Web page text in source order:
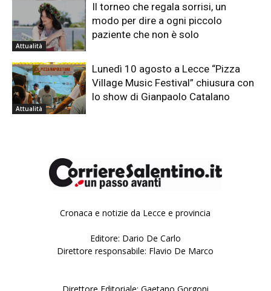
Cronaca e notizie da Lecce e provincia
Editore: Dario De Carlo
Direttore responsabile: Flavio De Marco
CONTATTA LA REDAZIONE
Per informazioni, segnalazioni e collaborazioni
Ufficio istituzionale: Anna Maria Quarta
VISUALIZZAPRIVACY